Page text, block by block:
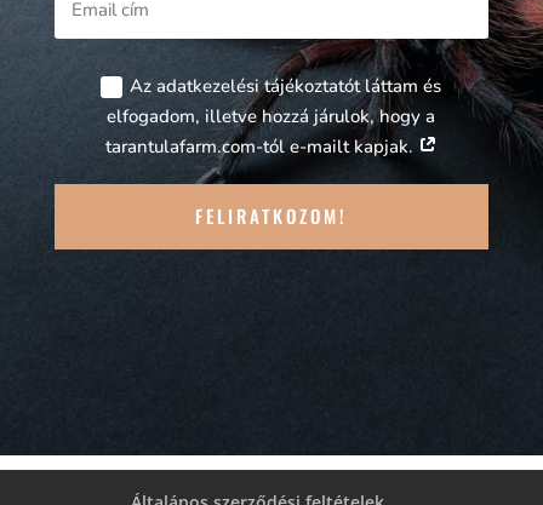
Az adatkezelési tájékoztatót láttam és
elfogadom, illetve hozzá járulok, hogy a
tarantulafarm.com-tól e-mailt kapjak.
FELIRATKOZOM!